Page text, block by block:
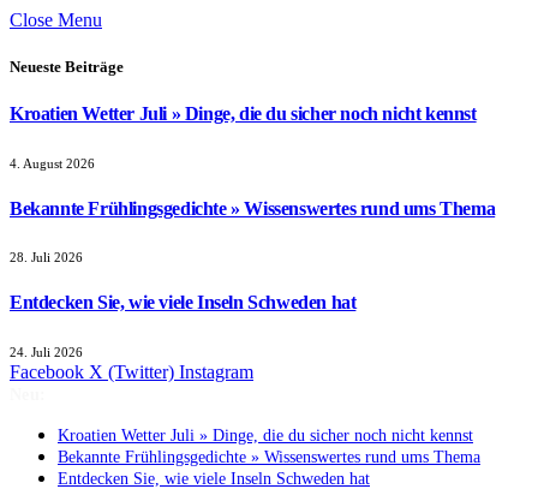
Close Menu
Neueste Beiträge
Kroatien Wetter Juli » Dinge, die du sicher noch nicht kennst
4. August 2026
Bekannte Frühlingsgedichte » Wissenswertes rund ums Thema
28. Juli 2026
Entdecken Sie, wie viele Inseln Schweden hat
24. Juli 2026
Facebook X (Twitter) Instagram
Kroatien Wetter Juli » Dinge, die du sicher noch nicht kennst
Bekannte Frühlingsgedichte » Wissenswertes rund ums Thema
Entdecken Sie, wie viele Inseln Schweden hat